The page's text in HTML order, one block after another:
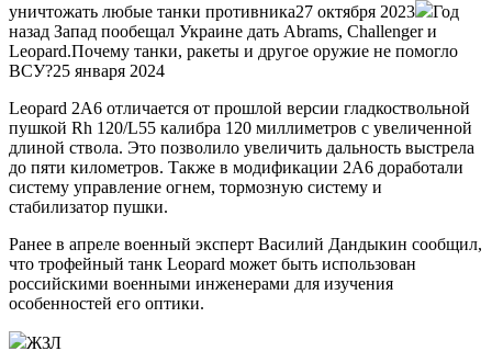
уничтожать любые танки противника27 октября 2023
Год
назад Запад пообещал Украине дать Abrams, Challenger и
Leopard.Почему танки, ракеты и другое оружие не помогло
ВСУ?25 января 2024
Leopard 2A6 отличается от прошлой версии гладкоствольной
пушкой Rh 120/L55 калибра 120 миллиметров с увеличенной
длиной ствола. Это позволило увеличить дальность выстрела
до пяти километров. Также в модификации 2A6 доработали
систему управление огнем, тормозную систему и
стабилизатор пушки.
Ранее в апреле военный эксперт Василий Дандыкин сообщил,
что трофейный танк Leopard может быть использован
российскими военными инженерами для изучения
особенностей его оптики.
ЖЗЛ